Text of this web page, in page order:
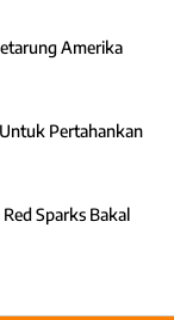
Amerika
Pertahankan
Sparks Bakal